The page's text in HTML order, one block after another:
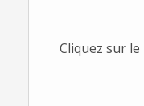
Cliquez sur